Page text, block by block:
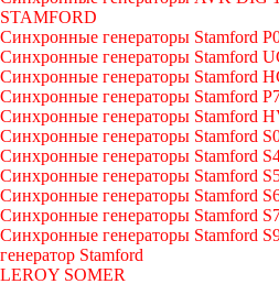
STAMFORD
Синхронные генераторы Stamford
Синхронные генераторы Stamford
Синхронные генераторы Stamford
Синхронные генераторы Stamford
Синхронные генераторы Stamford
Синхронные генераторы Stamford
Синхронные генераторы Stamford
Синхронные генераторы Stamford
Синхронные генераторы Stamford
Синхронные генераторы Stamford
Синхронные генераторы Stamford
генератор Stamford
LEROY SOMER